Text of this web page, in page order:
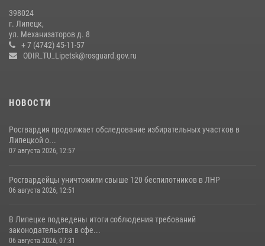
Липецке
17 июля 2026, 12:26 5
398024
г. Липецк,
ул. Механизаторов д. 8
+ 7 (4742) 45-11-57
ODIR_TU_Lipetsk@rosguard.gov.ru
НОВОСТИ
Росгвардия продолжает обследование избирательных участков в
Липецкой о...
07 августа 2026, 12:57
Росгвардейцы уничтожили свыше 120 беспилотников в ЛНР
06 августа 2026, 12:51
В Липецке подведены итоги соблюдения требований
законодательства в сфе...
06 августа 2026, 07:31